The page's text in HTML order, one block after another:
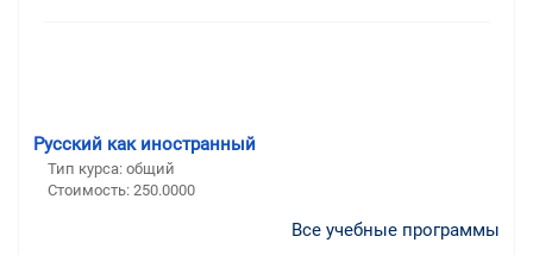
Русский как иностранный
Тип курса: общий
Стоимость: 250.0000
Все учебные программы